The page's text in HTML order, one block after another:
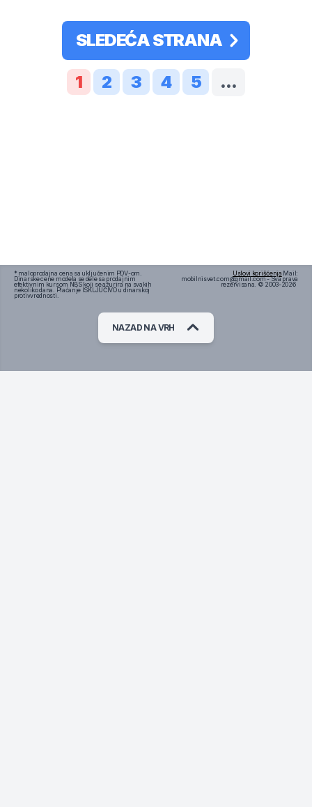
SLEDEĆA STRANA
1 2 3 4 5 ...
* maloprodajna cena sa uključenim PDV-om.
Dinarske cene modela se dele sa prodajnim
efektivnim kursom NBS koji se ažurira na svakih
nekoliko dana. Plaćanje ISKLJUČIVO u dinarskoj
protivvrednosti.
Uslovi korišćenja Mail:
mobilnisvet.com@gmail.com - Sva prava
rezervisana. © 2003-2026
NAZAD NA VRH